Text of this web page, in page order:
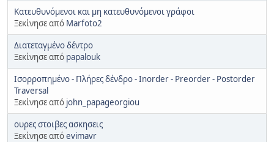
Κατευθυνόμενοι και μη κατευθυνόμενοι γράφοι
Ξεκίνησε από Marfoto2
Διατεταγμένο δέντρο
Ξεκίνησε από papalouk
Ισορροπημένο - Πλήρες δένδρο - Inorder - Preorder - Postorder
Traversal
Ξεκίνησε από john_papageorgiou
ουρες στοιβες ασκησεις
Ξεκίνησε απόevimavr